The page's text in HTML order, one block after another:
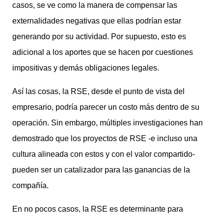
casos, se ve como la manera de compensar las
externalidades negativas que ellas podrían estar
generando por su actividad. Por supuesto, esto es
adicional a los aportes que se hacen por cuestiones
impositivas y demás obligaciones legales.
Así las cosas, la RSE, desde el punto de vista del
empresario, podría parecer un costo más dentro de su
operación. Sin embargo, múltiples investigaciones han
demostrado que los proyectos de RSE -e incluso una
cultura alineada con estos y con el valor compartido-
pueden ser un catalizador para las ganancias de la
compañía.
En no pocos casos, la RSE es determinante para